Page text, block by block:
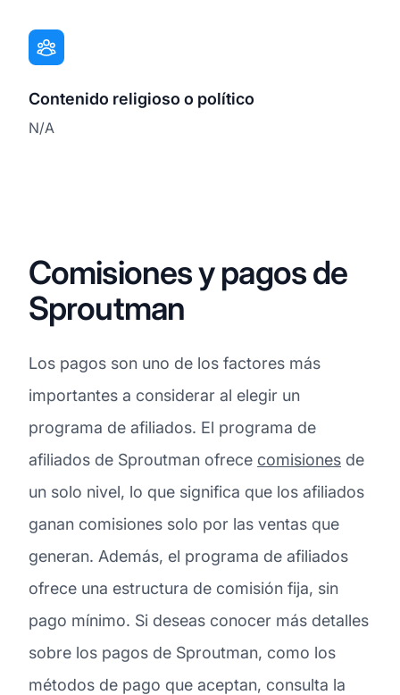
Contenido religioso o político
N/A
Comisiones y pagos de
Sproutman
Los pagos son uno de los factores más
importantes a considerar al elegir un
programa de afiliados. El programa de
afiliados de Sproutman ofrece comisiones de
un solo nivel, lo que significa que los afiliados
ganan comisiones solo por las ventas que
generan. Además, el programa de afiliados
ofrece una estructura de comisión fija, sin
pago mínimo. Si deseas conocer más detalles
sobre los pagos de Sproutman, como los
métodos de pago que aceptan, consulta la